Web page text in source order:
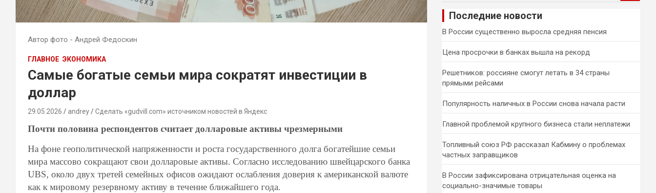
Автор фото - Андрей Федоскин
ГЛАВНОЕ ЭКОНОМИКА
Самые богатые семьи мира сократят инвестиции в
доллар
29.05.2026 andrey Сделать «gudvill.com» источником новостей в Яндекс
Почти половина респондентов считает долларовые активы чрезмерными
На фоне геополитической напряженности и роста государственного долга богатейшие семьи
мира массово сокращают свои долларовые активы. Согласно исследованию швейцарского банка
UBS, около двух третей семейных офисов ожидают ослабления доверия к американской валюте
как к мировому резервному активу в течение ближайшего года.
и
Последние новости
В России существенно выросла средняя пенсия
Цена просрочки в банках вышла на рекорд
Решетников: россияне смогут летать в 34 страны
прямыми рейсами
Популярность наличных в России снова начала расти
Главной проблемой крупного бизнеса стали неплатежи
Топливный союз РФ рассказал Кабмину о проблемах
частных заправщиков
В России зафиксирована отрицательная оценка на
социально-значимые товары